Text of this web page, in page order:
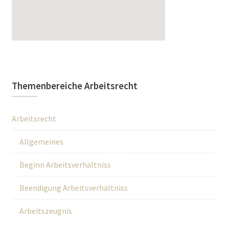
Themenbereiche Arbeitsrecht
Arbeitsrecht
Allgemeines
Beginn Arbeitsverhältniss
Beendigung Arbeitsverhältniss
Arbeitszeugnis